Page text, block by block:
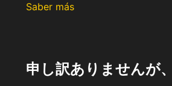
Saber más
申し訳ありませんが